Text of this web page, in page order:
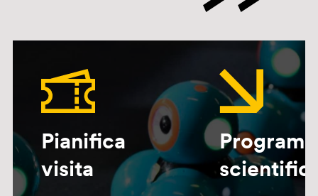
Pianifica
visita